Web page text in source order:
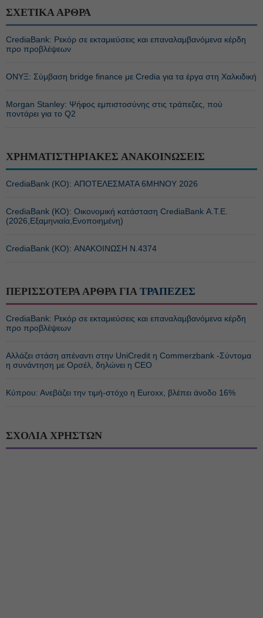
ΣΧΕΤΙΚΑ ΑΡΘΡΑ
CrediaBank: Ρεκόρ σε εκταμιεύσεις και επαναλαμβανόμενα κέρδη
προ προβλέψεων
ΟΝΥΞ: Σύμβαση bridge finance με Credia για τα έργα στη Χαλκιδική
Morgan Stanley: Ψήφος εμπιστοσύνης στις τράπεζες, πού
ποντάρει για το Q2
ΧΡΗΜΑΤΙΣΤΗΡΙΑΚΕΣ ΑΝΑΚΟΙΝΩΣΕΙΣ
CrediaBank (ΚΟ): ΑΠΟΤΕΛΕΣΜΑΤΑ 6ΜΗΝΟΥ 2026
CrediaBank (ΚΟ): Οικονομική κατάσταση CrediaBank Α.Τ.Ε.
(2026,Εξαμηνιαία,Ενοποιημένη)
CrediaBank (ΚΟ): ΑΝΑΚΟΙΝΩΣΗ Ν.4374
ΠΕΡΙΣΣΟΤΕΡΑ ΑΡΘΡΑ ΓΙΑ ΤΡΑΠΕΖΕΣ
CrediaBank: Ρεκόρ σε εκταμιεύσεις και επαναλαμβανόμενα κέρδη
προ προβλέψεων
Αλλάζει στάση απέναντι στην UniCredit η Commerzbank -Σύντομα
η συνάντηση με Ορσέλ, δηλώνει η CEO
Κύπρου: Ανεβάζει την τιμή-στόχο η Euroxx, βλέπει άνοδο 16%
ΣΧΟΛΙΑ ΧΡΗΣΤΩΝ